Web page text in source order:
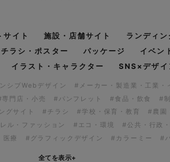
サイト 施設・店舗サイト ランディン
チラシ・ポスター パッケージ イベン
イラスト・キャラクター SNS×デザイ
シブWebデザイン #メーカー・製造業・工業・
専門店・小売 #パンフレット #食品・飲食
#
グサイト #チラシ #学校・保育・教育 #農園
ル・ファッション #エコ・環境 #公共・行政
医療 #グラフィックデザイン #カラーミー #
全てを表示+